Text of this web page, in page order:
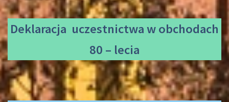
Deklaracja uczestnictwaw obchodach
80 – lecia